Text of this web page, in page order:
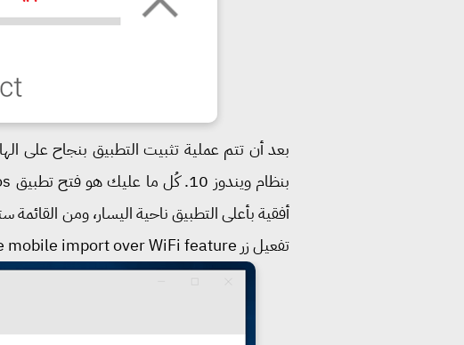
بعد أن تتم عملية تثبيت التطبيق بنجاح على
تفعيل زر Help Microsoft test the mobile import over WiFi feature كما هو مُبين بالصورة التالية.